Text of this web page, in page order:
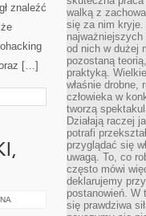
znaleźć
[…]
walką z
się za nim
najważniejszych
od nich w dużej
pozostaną
praktyką.
właśnie drobne,
człowieka w
tworzą
Działają raczej
potrafi
przyglądać się
uwagą. To, co
często mówi
deklarujemy
postanowień. W
się prawdziwa